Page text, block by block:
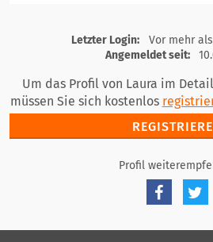
einloggen
Letzter Login:
Vor mehr
Angemeldet seit:
Um das Profil von Laura im
müssen Sie sich kostenlos
Profil